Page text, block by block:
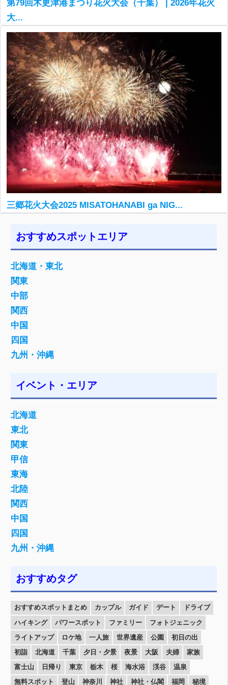
第79回木更津港まつり花火大会（千葉） | 2026年花火
大...
三郷花火大会2025 MISATOHANABI ga NIG...
おすすめスポットエリア
北海道・東北
関東
中部
関西
中国
四国
九州・沖縄
イベント・エリア
北海道
東北
関東
甲信
東海
北陸
関西
中国
四国
九州・沖縄
おすすめタグ
おすすめスポットまとめ カップル ガイド デート
ドライブ
ハイキング
パワースポット ファミリー
フォトジェニック
ライトアップ
ロケ地 一人旅 世界遺産 公園
初日の出
初詣
北海道 千葉 夕日・夕景 夜景 大阪 夫婦
家族
富士山
日帰り 東京 栃木 桜 海水浴 渓谷
温泉
無料スポット
登山 神奈川 神社 神社・仏閣 福岡 秘境